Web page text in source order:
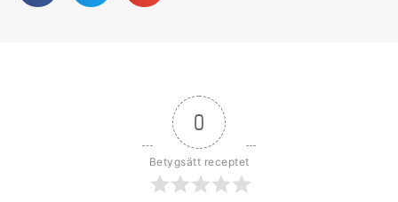
0
Betygsätt receptet